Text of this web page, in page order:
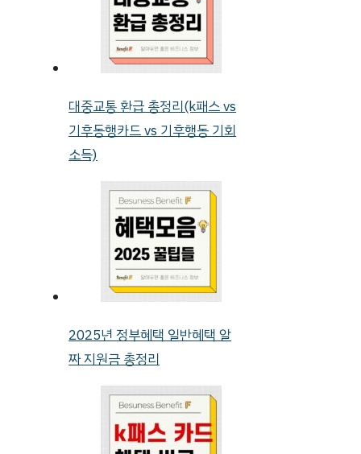
대중교통 환급 총정리(k패스 vs
기후동행카드 vs 기후행동 기회
소득)
2025년 정부혜택 일반혜택 알
짜 지원금 총정리